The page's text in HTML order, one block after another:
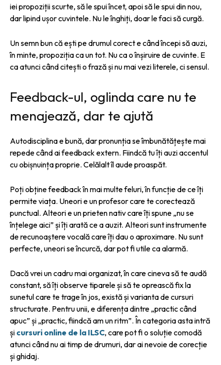
iei propoziții scurte, să le spui încet, apoi să le spui din nou,
dar lipind ușor cuvintele. Nu le înghiți, doar le faci să curgă.
Un semn bun că ești pe drumul corect e când începi să auzi,
în minte, propoziția ca un tot. Nu ca o înșiruire de cuvinte. E
ca atunci când citești o frază și nu mai vezi literele, ci sensul.
Feedback-ul, oglinda care nu te
menajează, dar te ajută
Autodisciplina e bună, dar pronunția se îmbunătățește mai
repede când ai feedback extern. Fiindcă tu îți auzi accentul
cu obișnuința proprie. Celălalt îl aude proaspăt.
Poți obține feedback în mai multe feluri, în funcție de ce îți
permite viața. Uneori e un profesor care te corectează
punctual. Alteori e un prieten nativ care îți spune „nu se
înțelege aici” și îți arată ce a auzit. Alteori sunt instrumente
de recunoaștere vocală care îți dau o aproximare. Nu sunt
perfecte, uneori se încurcă, dar pot fi utile ca alarmă.
Dacă vrei un cadru mai organizat, în care cineva să te audă
constant, să îți observe tiparele și să te oprească fix la
sunetul care te trage în jos, există și varianta de cursuri
structurate. Pentru unii, e diferența dintre „practic când
apuc” și „practic, fiindcă am un ritm”. În categoria asta intră
și cursuri online de la ILSC, care pot fi o soluție comodă
atunci când nu ai timp de drumuri, dar ai nevoie de corecție
și ghidaj.